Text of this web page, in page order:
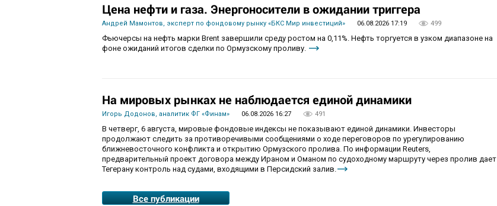
Цена нефти и газа. Энергоносители в ожидании триггера
Андрей Мамонтов, эксперт по фондовому рынку «БКС Мир инвестиций» 06.08.2026 17:19 499
Фьючерсы на нефть марки Brent завершили среду ростом на 0,11%. Нефть торгуется в узком диапазоне на
фоне ожиданий итогов сделки по Ормузскому проливу.
На мировых рынках не наблюдается единой динамики
Игорь Додонов, аналитик ФГ «Финам» 06.08.2026 16:27 491
В четверг, 6 августа, мировые фондовые индексы не показывают единой динамики. Инвесторы
продолжают следить за противоречивыми сообщениями о ходе переговоров по урегулированию
ближневосточного конфликта и открытию Ормузского пролива. По информации Reuters,
предварительный проект договора между Ираном и Оманом по судоходному маршруту через пролив дает
Тегерану контроль над судами, входящими в Персидский залив.
Все публикации